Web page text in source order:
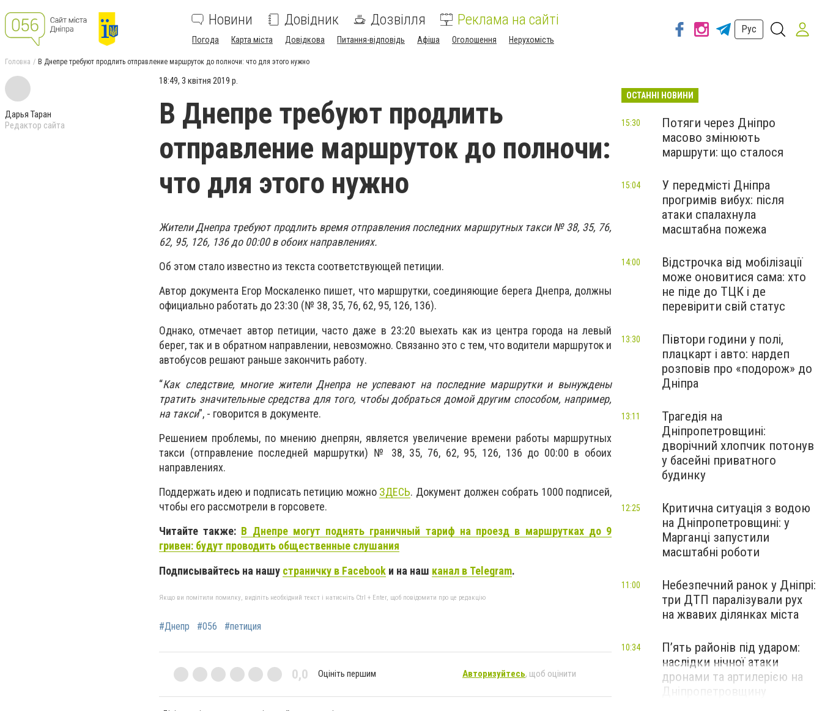
Новини Довідник Дозвілля Реклама на сайті
Погода Карта міста Довідкова Питання-відповідь Афіша Оголошення Нерухомість
Рус
Головна В Днепре требуют продлить отправление маршруток до полночи: что для этого нужно
Дарья Таран
Редактор сайта
18:49, 3 квітня 2019 р.
В Днепре требуют продлить
отправление маршруток до полночи:
что для этого нужно
Жители Днепра требуют продлить время отправления последних маршрутных такси № 38, 35, 76,
62, 95, 126, 136 до 00:00 в обоих направлениях.
Об этом стало известно из текста соответствующей петиции.
Автор документа Егор Москаленко пишет, что маршрутки, соединяющие берега Днепра, должны
официально работать до 23:30 (№ 38, 35, 76, 62, 95, 126, 136).
Однако, отмечает автор петиции, часто даже в 23:20 выехать как из центра города на левый
берег, так и в обратном направлении, невозможно. Связанно это с тем, что водители маршруток и
автобусов решают раньше закончить работу.
“Как следствие, многие жители Днепра не успевают на последние маршрутки и вынуждены
тратить значительные средства для того, чтобы добраться домой другим способом, например,
на такси”, - говорится в документе.
Решением проблемы, по мнению днепрян, является увеличение времени работы маршрутных
такси (отправление последней маршрутки) № 38, 35, 76, 62, 95, 126, 136 до 00:00 в обоих
направлениях.
Поддержать идею и подписать петицию можно ЗДЕСЬ. Документ должен собрать 1000 подписей,
чтобы его рассмотрели в горсовете.
Читайте также: В Днепре могут поднять граничный тариф на проезд в маршрутках до 9
гривен: будут проводить общественные слушания
Подписывайтесь на нашу страничку в Facebook и на наш канал в Telegram.
Якщо ви помітили помилку, виділіть необхідний текст і натисніть Ctrl + Enter, щоб повідомити про це редакцію
#Днепр #056 #петиция
0,0 Оцініть першим Авторизуйтесь, щоб оцінити
ОСТАННІ НОВИНИ
Потяги через Дніпро
масово змінюють
маршрути: що сталося
15:30
У передмісті Дніпра
прогримів вибух: після
атаки спалахнула
масштабна пожежа
15:04
Відстрочка від мобілізації
може оновитися сама: хто
не піде до ТЦК і де
перевірити свій статус
14:00
Півтори години у полі,
плацкарт і авто: нардеп
розповів про «подорож» до
Дніпра
13:30
Трагедія на
Дніпропетровщині:
дворічний хлопчик потонув
у басейні приватного
будинку
13:11
Критична ситуація з водою
на Дніпропетровщині: у
Марганці запустили
масштабні роботи
12:25
Небезпечний ранок у Дніпрі:
три ДТП паралізували рух
на жвавих ділянках міста
11:00
П’ять районів під ударом:
наслідки нічної атаки
дронами та артилерією на
Дніпропетровщину
10:34